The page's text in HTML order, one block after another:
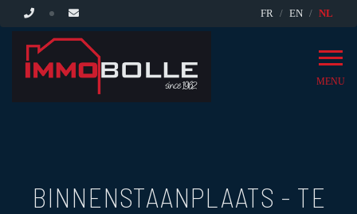
FR EN NL
MENU
BINNENSTAANPLAATS - TE